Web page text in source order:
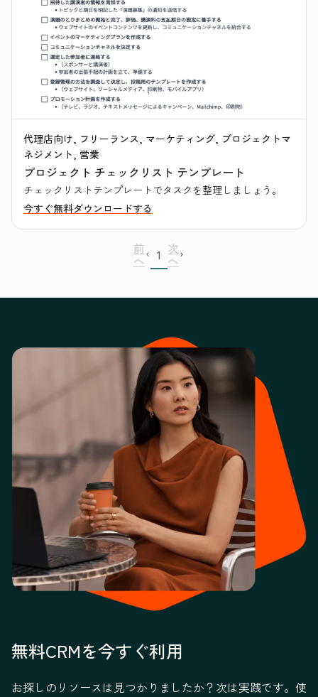
代理店向け, フリーランス, マーケティング, プロジェクトマ
ネジメント, 営業
プロジェクト チェックリスト テンプレート
チェックリストテンプレートでタスクを整理しましょう。
今すぐ無料ダウンロードする
前
へ 1 次
へ
無料CRMを今すぐ利用
お探しのリソースは見つかりましたか？次は実践です。使